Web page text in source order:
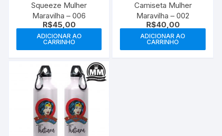
Squeeze Mulher
Maravilha – 006
R$45,00
ADICIONAR AO
CARRINHO
Camiseta Mulher
Maravilha – 002
R$40,00
ADICIONAR AO
CARRINHO